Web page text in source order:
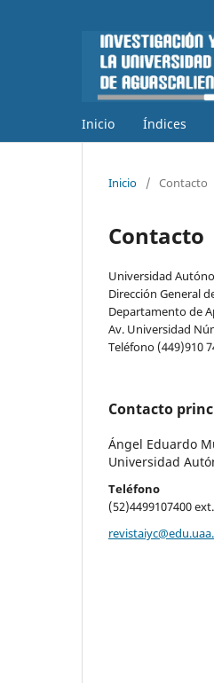
Inicio Índices
Inicio / Contacto
Contacto
Universidad
Dirección General
Departamento de
Av. Universidad
Teléfono (449)910
Contacto
Ángel Eduardo
Universidad
Teléfono
(52)4499107400